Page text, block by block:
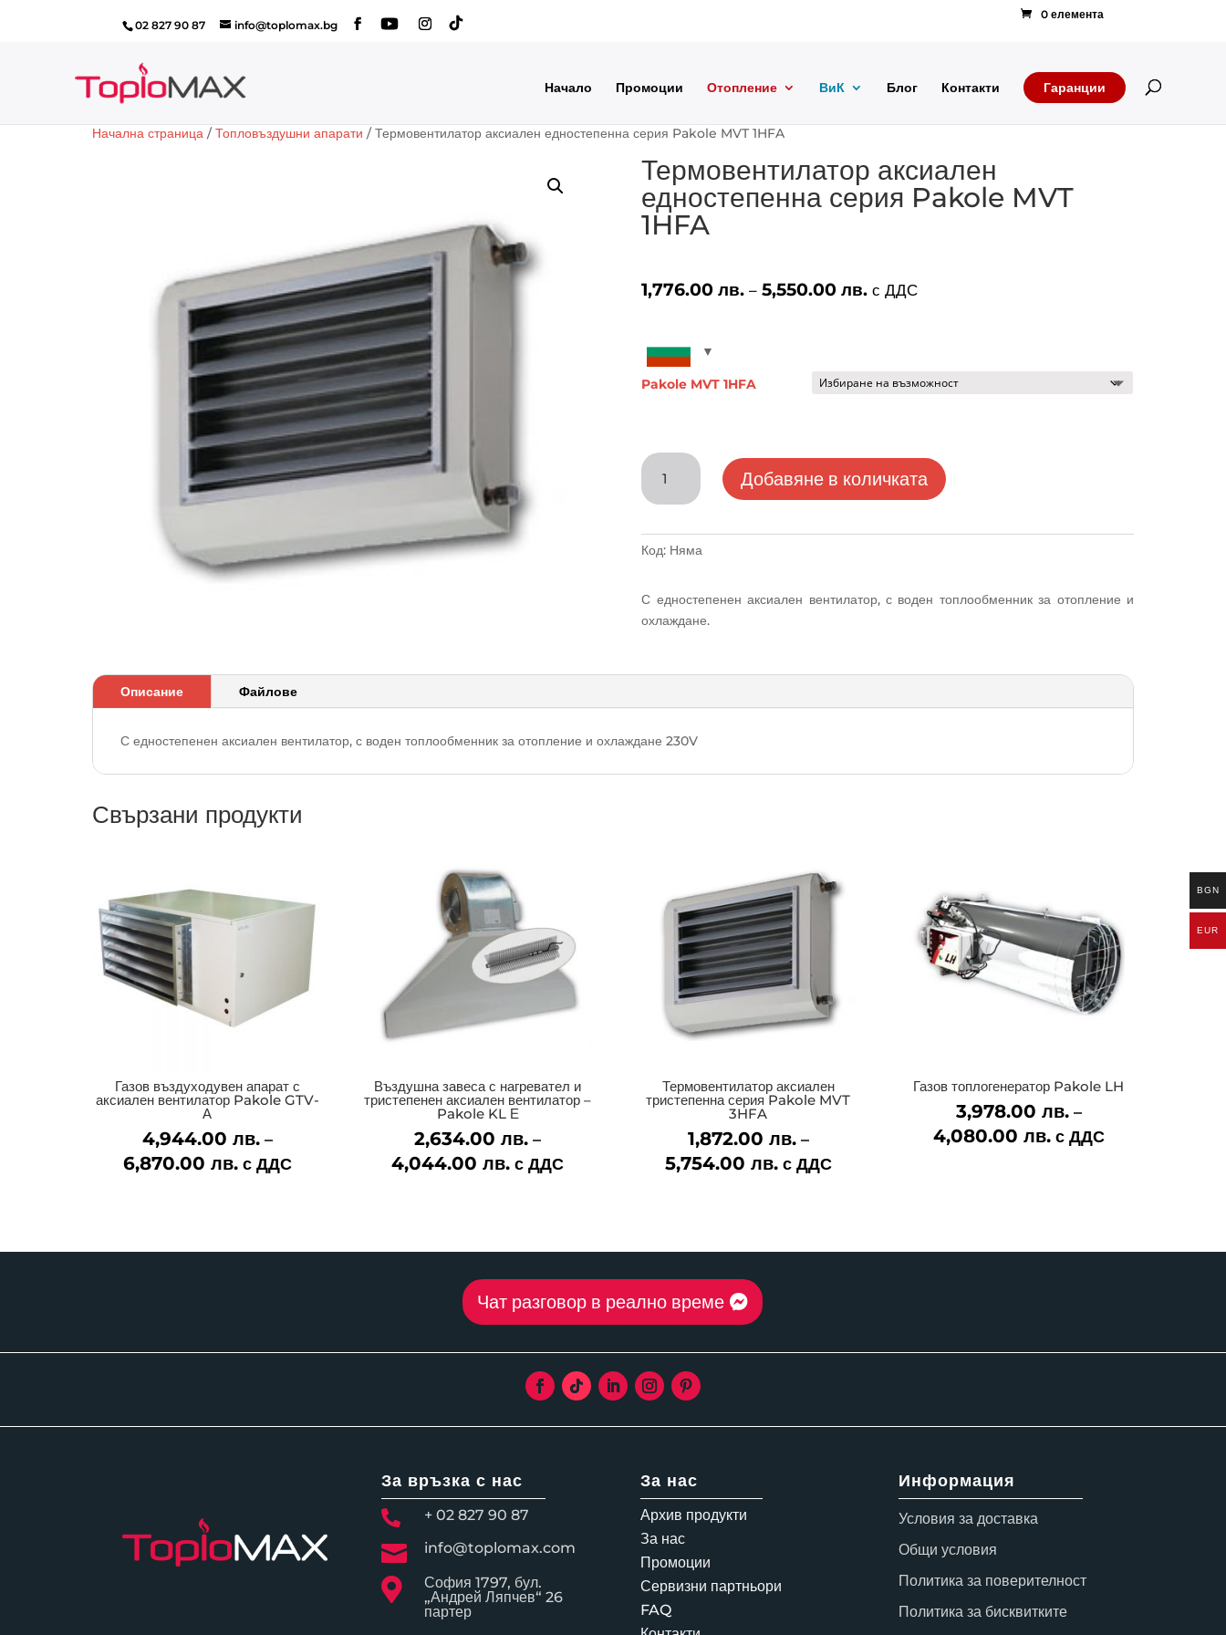
02 827 90 87 info@toplomax.bg
0 елемента
Начало Промоции Отопление ВиК Блог Контакти Гаранции
Начална страница/Топловъздушни апарати / Термовентилатор аксиален едностепенна серия Pakole MVT 1HFA
Термовентилатор аксиален
едностепенна серия Pakole MVT
1HFA
1,776.00лв. – 5,550.00лв.Price
с ДДС
Pakole MVT 1HFA
количество
Термовентилатор
едностепенна
MVT
1HFA
Добавяне в количката
Код: Няма
С едностепенен аксиален вентилатор, с воден топлообменник за отопление и
охлаждане.
Описание Файлове
С едностепенен аксиален вентилатор, с воден топлообменник за отопление и охлаждане 230V
Свързани продукти
Газов въздуходувен апарат с
аксиален вентилатор Pakole GTV-
А
4,944.00 лв. –
6,870.00 лв.Price
6,870.00 лв.
с ДДС
Въздушна завеса с нагревател и
тристепенен аксиален вентилатор –
Pakole KL Е
2,634.00лв. –
4,044.00лв.Price
4,044.00 лв.
с ДДС
Термовентилатор аксиален
тристепенна серия Pakole MVT
3HFA
1,872.00 лв. –
5,754.00 лв.Price
5,754.00 лв.
с ДДС
Газов топлогенератор Pakole LH
3,978.00 лв. –
4,080.00 лв.Price
с ДДС
Чат разговор в реално време
За връзка с нас
 + 02 827 90 87
 info@toplomax.com

София 1797, бул.
„Андрей Ляпчев“ 26
партер
За нас
Архив продукти
За нас
Промоции
Сервизни партньори
FAQ
Информация
Условия за доставка
Общи условия
Политика за поверителност
Политика за бисквитките
BGN
EUR